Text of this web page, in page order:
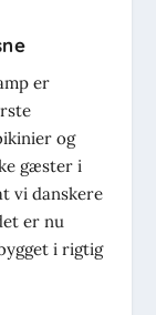
er
og
gæster i
vi danskere
er nu
i rigtig